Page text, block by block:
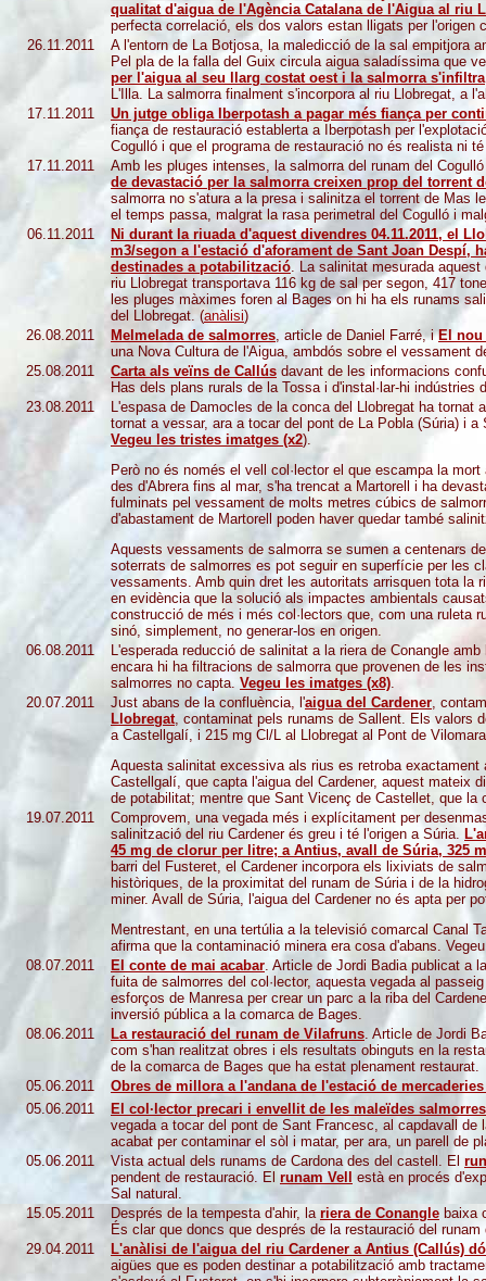
qualitat d'aigua de l'Agència Catalana de l'Aigua al riu
perfecta correlació, els dos valors estan lligats per l'origen
26.11.2011
A l'entorn de La Botjosa, la maledicció de la sal empitjora
Pel pla de la falla del Guix circula aigua saladíssima que
per l'aigua al seu llarg costat oest i la salmorra s'infiltra
L'Illa. La salmorra finalment s'incorpora al riu Llobregat, a
17.11.2011
Un jutge obliga Iberpotash a pagar més fiança per
fiança de restauració establerta a Iberpotash per
Cogulló i que el programa de restauració no és realista ni
17.11.2011
Amb les pluges intenses, la salmorra del runam del
de devastació per la salmorra creixen prop del torrent
salmorra no s'atura a la presa i salinitza el torrent de Mas
el temps passa, malgrat la rasa perimetral del Cogulló i
06.11.2011
Ni durant la riuada d'aquest divendres 04.11.2011, el
m3/segon a l'estació d'aforament de Sant Joan
destinades a potabilització. La salinitat mesurada
riu Llobregat transportava 116 kg de sal per segon, 417
les pluges màximes foren al Bages on hi ha els runams
del Llobregat. (anàlisi)
26.08.2011
Melmelada de salmorres, article de Daniel Farré, iEl nou
una Nova Cultura de l'Aigua, ambdós sobre el vessament
25.08.2011
Carta als veïns de Callús davant de les informacions
Has dels plans rurals de la Tossa i d'instal·lar-hi indústries
23.08.2011
L'espasa de Damocles de la conca del Llobregat ha
tornat a vessar, ara a tocar del pont de La Pobla (Súria) i
Vegeu les tristes imatges (x2).
Però no és només el vell col·lector el que escampa la
des d'Abrera fins al mar, s'ha trencat a Martorell i ha
fulminats pel vessament de molts metres cúbics de
d'abastament de Martorell poden haver quedar també
Aquests vessaments de salmorra se sumen a centenars
soterrats de salmorres es pot seguir en superfície per les
vessaments. Amb quin dret les autoritats arrisquen tota la
en evidència que la solució als impactes ambientals
construcció de més i més col·lectors que, com una ruleta
sinó, simplement, no generar-los en origen.
06.08.2011
L'esperada reducció de salinitat a la riera de Conangle
encara hi ha filtracions de salmorra que provenen de les
salmorres no capta. Vegeu les imatges (x8).
20.07.2011
Just abans de la confluència, l'aigua del Cardener,
Llobregat, contaminat pels runams de Sallent. Els valors
a Castellgalí, i 215 mg Cl/L al Llobregat al Pont de
Aquesta salinitat excessiva als rius es retroba
Castellgalí, que capta l'aigua del Cardener, aquest mateix
de potabilitat; mentre que Sant Vicenç de Castellet, que
19.07.2011
Comprovem, una vegada més i explícitament per
salinització del riu Cardener és greu i té l'origen a Súria.
45 mg de clorur per litre; a Antius, avall de Súria, 325
barri del Fusteret, el Cardener incorpora els lixiviats de
històriques, de la proximitat del runam de Súria i de la
miner. Avall de Súria, l'aigua del Cardener no és apta per
Mentrestant, en una tertúlia a la televisió comarcal Canal
afirma que la contaminació minera era cosa d'abans.
08.07.2011
El conte de mai acabar. Article de Jordi Badia publicat a
fuita de salmorres del col·lector, aquesta vegada al
esforços de Manresa per crear un parc a la riba del
inversió pública a la comarca de Bages.
08.06.2011
La restauració del runam de Vilafruns. Article de Jordi
com s'han realitzat obres i els resultats obinguts en la
de la comarca de Bages que ha estat plenament restaurat.
05.06.2011
Obres de millora a l'andana de l'estació de
05.06.2011
El col·lector precari i envellit de les maleïdes
vegada a tocar del pont de Sant Francesc, al capdavall
acabat per contaminar el sòl i matar, per ara, un parell de
05.06.2011
Vista actual dels runams de Cardona des del castell. El
pendent de restauració. El runam Vell
està en procés
Sal natural.
15.05.2011
Després de la tempesta d'ahir, la riera de Conangle baixa
És clar que doncs que després de la restauració del
29.04.2011
L'anàlisi de l'aigua del riu Cardener a Antius (Callús)
aigües que es poden destinar a potabilització amb